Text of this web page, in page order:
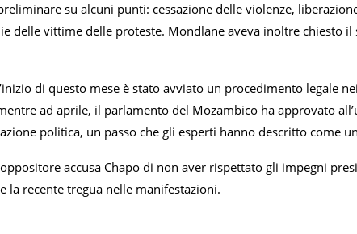
su alcuni punti: cessazione delle violenze,
delle vittime delle proteste. Mondlane aveva inoltre chiesto
di questo mese è stato avviato un procedimento legale
ad aprile, il parlamento del Mozambico ha approvato
politica, un passo che gli esperti hanno descritto come
accusa Chapo di non aver rispettato gli impegni
la recente tregua nelle manifestazioni.